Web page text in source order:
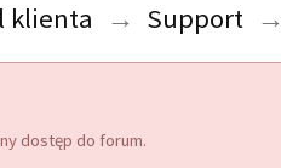
klienta → Support →
dostęp do forum.